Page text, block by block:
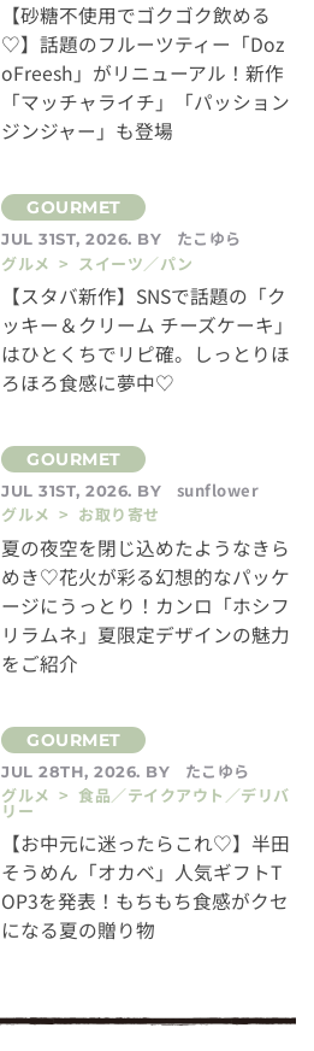
【砂糖不使用でゴクゴク飲める
♡】話題のフルーツティー「Doz
oFreesh」がリニューアル！新作
「マッチャライチ」「パッション
ジンジャー」も登場
JUL 31ST, 2026. BY
たこゆら
グルメ > スイーツ／パン
【スタバ新作】SNSで話題の「ク
ッキー＆クリーム チーズケーキ」
はひとくちでリピ確。しっとりほ
ろほろ食感に夢中♡
JUL 31ST, 2026. BY
sunflower
グルメ > お取り寄せ
夏の夜空を閉じ込めたようなきら
めき♡花火が彩る幻想的なパッケ
ージにうっとり！カンロ「ホシフ
リラムネ」夏限定デザインの魅力
をご紹介
JUL 28TH, 2026. BY
たこゆら
グルメ > 食品／テイクアウト／デリバ
リー
【お中元に迷ったらこれ♡】半田
そうめん「オカベ」人気ギフトT
OP3を発表！もちもち食感がクセ
になる夏の贈り物